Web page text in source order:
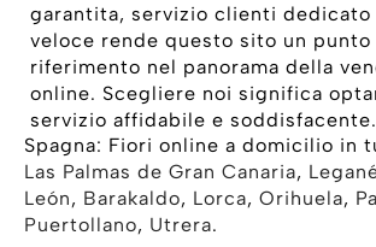
garantita, servizio clienti dedicato
veloce rende questo sito un punto
riferimento nel panorama della
online. Scegliere noi significa
servizio affidabile e soddisfacente.
Spagna: Fiori online a domicilio in
Las Palmas de Gran Canaria,
León, Barakaldo, Lorca, Orihuela,
Puertollano, Utrera.